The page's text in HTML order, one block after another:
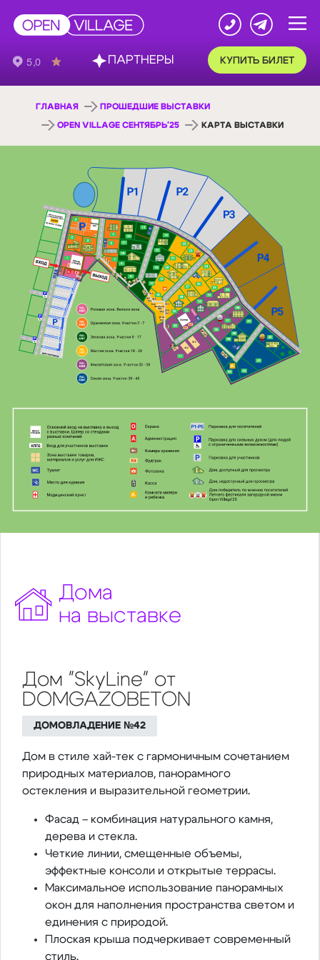
КУПИТЬ БИЛЕТ
ГЛАВНАЯ ПРОШЕДШИЕ ВЫСТАВКИ
OPEN VILLAGE СЕНТЯБРЬ'25 КАРТА ВЫСТАВКИ
Дома
на выставке
Дом "SkyLine" от
DOMGAZOBETON
ДОМОВЛАДЕНИЕ №42
Дом в стиле хай-тек с гармоничным сочетанием
природных материалов, панорамного
остекления и выразительной геометрии.
Фасад – комбинация натурального камня,
дерева и стекла.
Четкие линии, смещенные объемы,
эффектные консоли и открытые террасы.
Максимальное использование панорамных
окон для наполнения пространства светом и
единения с природой.
Плоская крыша подчеркивает современный
стиль.